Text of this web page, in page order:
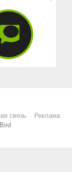
связь
Реклама